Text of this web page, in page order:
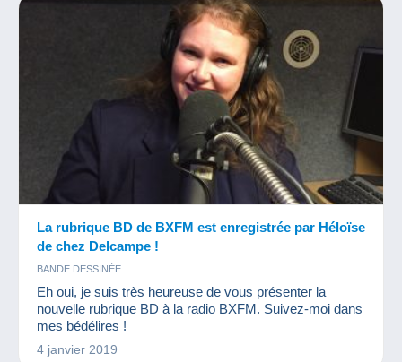
La rubrique BD de BXFM est enregistrée par Héloïse
de chez Delcampe !
BANDE DESSINÉE
Eh oui, je suis très heureuse de vous présenter la
nouvelle rubrique BD à la radio BXFM. Suivez-moi dans
mes bédélires !
4 janvier 2019